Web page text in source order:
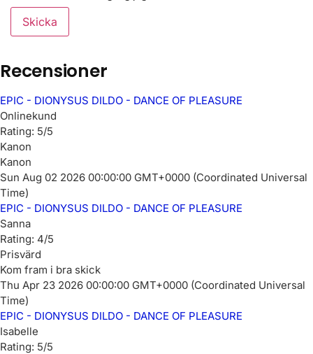
Recensioner
EPIC - DIONYSUS DILDO - DANCE OF PLEASURE
Onlinekund
Rating: 5/5
Kanon
Kanon
Sun Aug 02 2026 00:00:00 GMT+0000 (Coordinated Universal
Time)
EPIC - DIONYSUS DILDO - DANCE OF PLEASURE
Sanna
Rating: 4/5
Prisvärd
Kom fram i bra skick
Thu Apr 23 2026 00:00:00 GMT+0000 (Coordinated Universal
Time)
EPIC - DIONYSUS DILDO - DANCE OF PLEASURE
Isabelle
Rating: 5/5